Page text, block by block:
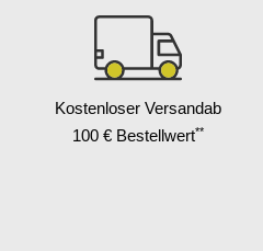
Kostenloser Versandab
100 € Bestellwert**